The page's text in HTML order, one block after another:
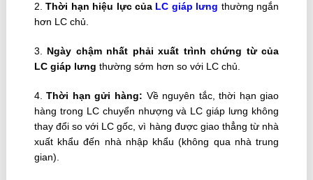
2.Thời hạn hiệu lực của LC giáp lưng thường ngắn
hơn LC chủ.
3. Ngày chậm nhất phải xuất trình chứng từ của
LC giáp lưng thường sớm hơn so với LC chủ.
4.Thời hạn gửi hàng: Về nguyên tắc, thời hạn giao
hàng trong LC chuyển nhượng và LC giáp lưng không
thay đổi so với LC gốc, vì hàng được giao thẳng từ nhà
xuất khẩu đến nhà nhập khẩu (không qua nhà trung
gian).